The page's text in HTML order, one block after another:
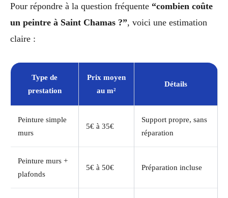
Pour répondre à la question fréquente “combien coûte
un peintre à Saint Chamas ?”, voici une estimation
claire :
Type de
prestation
Prix moyen
au m²
Détails
Peinture simple
murs
5€ à 35€
Support propre, sans
réparation
Peinture murs +
plafonds
5€ à 50€ Préparation incluse